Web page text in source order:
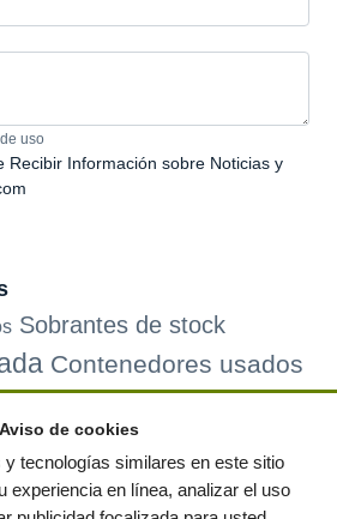
uso
Recibir Información sobre Noticias y
Sobrantes de stock
Contenedores usados
Electrodomesticos
Aviso de cookies
tecnologías similares en este sitio
experiencia en línea, analizar el uso